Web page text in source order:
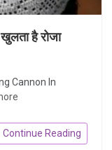
है रोजा
Cannon In
Continue Reading